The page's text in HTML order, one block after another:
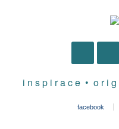
i n s p i r a c e • o r i
facebook